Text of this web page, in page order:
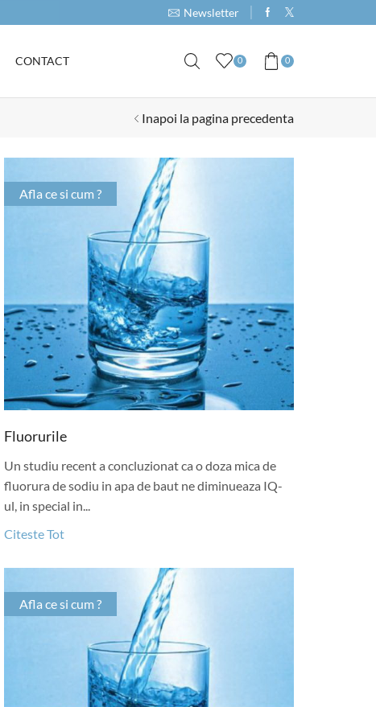
Cumpara produse de minim 1000RON si
Newsletter
CONTACT 0 0
Inapoi la pagina precedenta
Afla ce si cum ?
Fluorurile
Un studiu recent a concluzionat ca o doza mica de
fluorura de sodiu in apa de baut ne diminueaza IQ-
ul, in special in...
Citeste Tot
Afla ce si cum ?